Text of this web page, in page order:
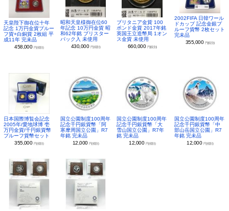
天皇陛下御在位十年
記念 1万円金貨プルー
フ貨+白銅貨 2枚組 平
成11年 完未品
458,000 円(税別)
昭和天皇様御在位60
年記念 10万円金貨 昭
和62年銘 ブリスター
パック入 未使用
430,000 円(税別)
ブリタニア金貨 100
ポンド金貨 2017年銘
英国王立造幣局 1オン
ス金貨 未使用
660,000 円(税別)
2002FIFA 日韓ワール
ドカップ 記念金銀プ
ルーフ貨幣 2枚セット
完未品
355,000 円(税別)
日本国際博覧会記念
2005年/愛地球博 壱
万円金貨/千円銀貨幣
プルーフ貨幣セット
355,000 円(税別)
国立公園制度100周年
記念千円銀貨幣「阿
寒摩周国立公園」R7
年銘 完未品
12,000 円(税別)
国立公園制度100周年
記念千円銀貨幣「大
雪山国立公園」R7年
銘 完未品
12,000 円(税別)
国立公園制度100周年
記念千円銀貨幣「中
部山岳国立公園」R7
年銘 完未品
12,000 円(税別)